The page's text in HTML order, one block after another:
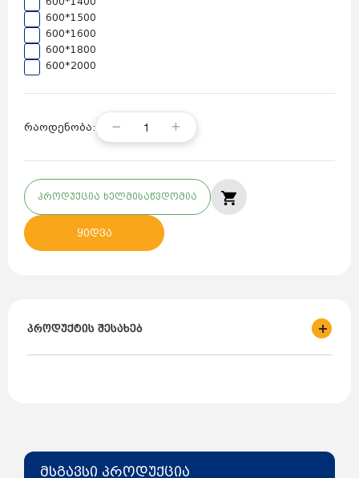
600*1500
600*1600
600*1800
600*2000
რაოდენობა: 1
პროდუქცია ხელმისაწვდომია
ყიდვა
პროდუქტის შესახებ
ფერი: თეთრი
მსგავსი პროდუქცია